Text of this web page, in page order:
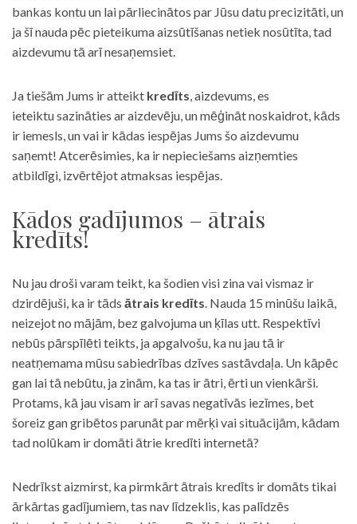
bankas kontu un lai pārliecinātos par Jūsu datu precizitāti, un
ja šī nauda pēc pieteikuma aizsūtīšanas netiek nosūtīta, tad
aizdevumu tā arī nesaņemsiet.
Ja tiešām Jums ir atteikt kredīts, aizdevums, es
ieteiktu sazināties ar aizdevēju, un mēģināt noskaidrot, kāds
ir iemesls, un vai ir kādas iespējas Jums šo aizdevumu
saņemt! Atcerēsimies, ka ir nepieciešams aizņemties
atbildīgi, izvērtējot atmaksas iespējas.
Kādos gadījumos – ātrais
kredīts!
Nu jau droši varam teikt, ka šodien visi zina vai vismaz ir
dzirdējuši, ka ir tāds ātrais kredīts. Nauda 15 minūšu laikā,
neizejot no mājām, bez galvojuma un ķīlas utt. Respektīvi
nebūs pārspīlēti teikts, ja apgalvošu, ka nu jau tā ir
neatņemama mūsu sabiedrības dzīves sastāvdaļa. Un kāpēc
gan lai tā nebūtu, ja zinām, ka tas ir ātri, ērti un vienkārši.
Protams, kā jau visam ir arī savas negatīvās iezīmes, bet
šoreiz gan gribētos parunāt par mērķi vai situācijām, kādam
tad nolūkam ir domāti ātrie kredīti internetā?
Nedrīkst aizmirst, ka pirmkārt ātrais kredīts ir domāts tikai
ārkārtas gadījumiem, tas nav līdzeklis, kas palīdzēs